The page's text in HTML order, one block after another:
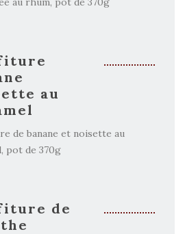
au
de banane et noisette au
pot de 370g
de